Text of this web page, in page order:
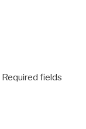
Required fields